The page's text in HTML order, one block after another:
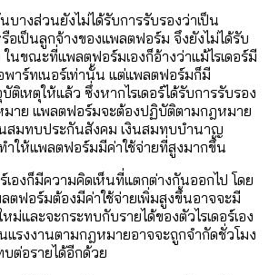
บางส่วนยังไม่ได้รับการรับรองว่าเป็น
เป็นลูกจ้างของแพลตฟอร์ม จึงยังไม่ได้รับ
นขณะที่แพลตฟอร์มเองก็อ้างว่าแม้ไรเดอร์มี
าร์ทเนอร์เท่านั้น แต่แพลตฟอร์มก็มี
ติเหตุให้แล้ว ซึ่งหากไรเดอร์ได้รับการรับรอง
มาย แพลตฟอร์มจะต้องปฏิบัติตามกฎหมาย
นสมทบประกันสังคม เงินสมทบบำนาญ
ำให้แพลตฟอร์มมีค่าใช้จ่ายที่สูงมากขึ้น
เองก็มีความคิดเห็นที่แตกต่างกันออกไป โดย
ตฟอร์มต้องมีค่าใช้จ่ายเพิ่มสูงขึ้นอาจจะมี
ม่และจะกระทบกับรายได้ของตัวไรเดอร์เอง
แรงงานตามกฎหมายอาจจะถูกจำกัดชั่วโมง
ต่อรายได้อีกด้วย